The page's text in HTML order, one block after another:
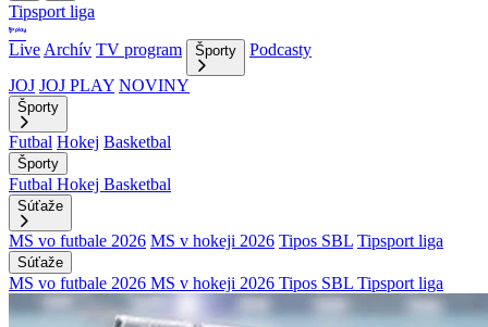
Tipsport liga
Live Archív TV program Športy
Podcasty
JOJ JOJ PLAY NOVINY
Športy
Futbal Hokej Basketbal
Športy
Futbal Hokej Basketbal
Súťaže
MS vo futbale 2026 MS v hokeji 2026 Tipos SBL Tipsport liga
Súťaže
MS vo futbale 2026 MS v hokeji 2026 Tipos SBL Tipsport liga